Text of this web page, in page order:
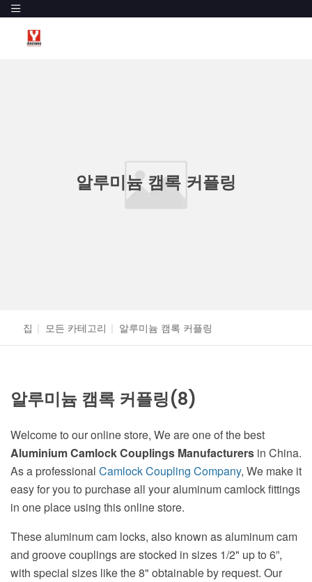
알루미늄 캠록 커플링
집 | 모든 카테고리 | 알루미늄 캠록 커플링
알루미늄 캠록 커플링(8)
Welcome to our online store, We are one of the best
Aluminium Camlock Couplings Manufacturers in China.
As a professional Camlock Coupling Company, We make it
easy for you to purchase all your aluminum camlock fittings
in one place using this online store.
These aluminum cam locks, also known as aluminum cam
and groove couplings are stocked in sizes 1/2" up to 6”,
with special sizes like the 8" obtainable by request. Our